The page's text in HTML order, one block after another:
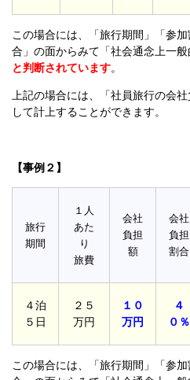
この場合には、「旅行期間」「参
合」の面からみて「社会通念上一般
と判断されています。
上記の場合には、「社員旅行の会
して計上することができます。
【事例２】
旅行
期間
１人
あた
り
旅費
会社
負担
額
会社
負担
割合
４泊
５日
２５
万円
１０
万円
４
０％
この場合には、「旅行期間」「参